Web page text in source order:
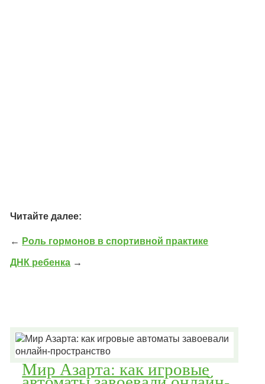
Читайте далее:
← Роль гормонов в спортивной практике
ДНК ребенка →
Мир Азарта: как игровые